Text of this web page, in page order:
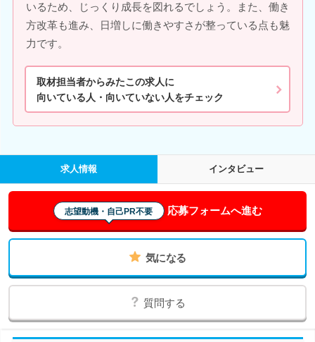
いるため、じっくり成長を図れるでしょう。また、働き
方改革も進み、日増しに働きやすさが整っている点も魅
力です。
取材担当者からみたこの求人に
向いている人・向いていない人をチェック
求人情報 インタビュー
志望動機・自己PR不要 応募フォームへ進む
気になる
質問する